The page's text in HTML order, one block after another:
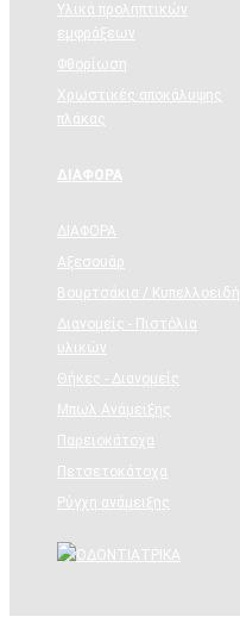
Υλικά προληπτικών
εμφράξεων
Φθορίωση
Χρωστικές αποκάλυψης
πλάκας
ΔΙΑΦΟΡΑ
ΔΙΑΦΟΡΑ
Αξεσουάρ
Βουρτσάκια / Κυπελλοειδή
Διανομείς - Πιστόλια
υλικών
Θήκες - Διανομείς
Μπωλ Ανάμειξης
Παρειοκάτοχα
Πετσετοκάτοχα
Ρύγχη ανάμειξης